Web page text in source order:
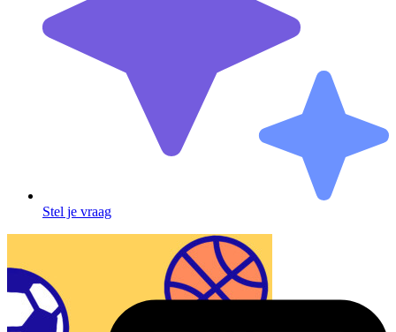
Stel je vraag